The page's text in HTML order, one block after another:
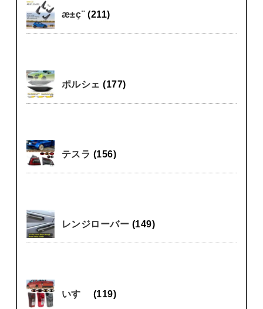
æ±ç¨(211)
ポルシェ(177)
テスラ (156)
レンジローバー (149)
いすゞ (119)